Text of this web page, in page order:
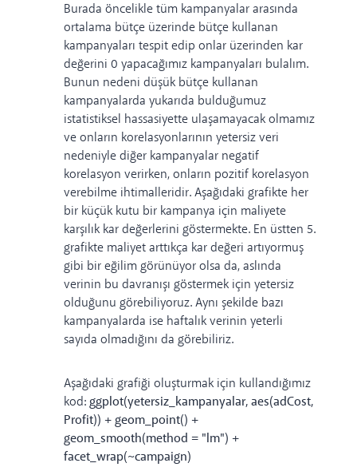
Burada öncelikle tüm kampanyalar arasında
ortalama bütçe üzerinde bütçe kullanan
kampanyaları tespit edip onlar üzerinden kar
değerini 0 yapacağımız kampanyaları bulalım.
Bunun nedeni düşük bütçe kullanan
kampanyalarda yukarıda bulduğumuz
istatistiksel hassasiyette ulaşamayacak olmamız
ve onların korelasyonlarının yetersiz veri
nedeniyle diğer kampanyalar negatif
korelasyon verirken, onların pozitif korelasyon
verebilme ihtimalleridir. Aşağıdaki grafikte her
bir küçük kutu bir kampanya için maliyete
karşılık kar değerlerini göstermekte. En üstten 5.
grafikte maliyet arttıkça kar değeri artıyormuş
gibi bir eğilim görünüyor olsa da, aslında
verinin bu davranışı göstermek için yetersiz
olduğunu görebiliyoruz. Aynı şekilde bazı
kampanyalarda ise haftalık verinin yeterli
sayıda olmadığını da görebiliriz.
Aşağıdaki grafiği oluşturmak için kullandığımız
kod:ggplot(yetersiz_kampanyalar, aes(adCost,
Profit)) + geom_point() +
geom_smooth(method = "lm") +
facet_wrap(~campaign)